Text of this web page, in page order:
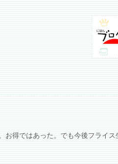
お得ではあった。でも今後フライス